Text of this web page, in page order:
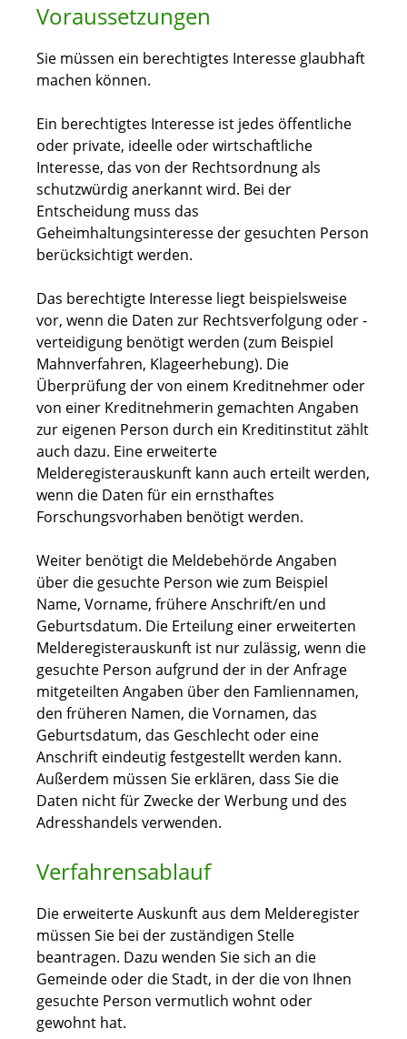
Voraussetzungen
Sie müssen ein berechtigtes Interesse glaubhaft
machen können.
Ein berechtigtes Interesse ist jedes öffentliche
oder private, ideelle oder wirtschaftliche
Interesse, das von der Rechtsordnung als
schutzwürdig anerkannt wird. Bei der
Entscheidung muss das
Geheimhaltungsinteresse der gesuchten Person
berücksichtigt werden.
Das berechtigte Interesse liegt beispielsweise
vor, wenn die Daten zur Rechtsverfolgung oder -
verteidigung benötigt werden (zum Beispiel
Mahnverfahren, Klageerhebung). Die
Überprüfung der von einem Kreditnehmer oder
von einer Kreditnehmerin gemachten Angaben
zur eigenen Person durch ein Kreditinstitut zählt
auch dazu. Eine erweiterte
Melderegisterauskunft kann auch erteilt werden,
wenn die Daten für ein ernsthaftes
Forschungsvorhaben benötigt werden.
Weiter benötigt die Meldebehörde Angaben
über die gesuchte Person wie zum Beispiel
Name, Vorname, frühere Anschrift/en und
Geburtsdatum. Die Erteilung einer erweiterten
Melderegisterauskunft ist nur zulässig, wenn die
gesuchte Person aufgrund der in der Anfrage
mitgeteilten Angaben über den Famliennamen,
den früheren Namen, die Vornamen, das
Geburtsdatum, das Geschlecht oder eine
Anschrift eindeutig festgestellt werden kann.
Außerdem müssen Sie erklären, dass Sie die
Daten nicht für Zwecke der Werbung und des
Adresshandels verwenden.
Verfahrensablauf
Die erweiterte Auskunft aus dem Melderegister
müssen Sie bei der zuständigen Stelle
beantragen. Dazu wenden Sie sich an die
Gemeinde oder die Stadt, in der die von Ihnen
gesuchte Person vermutlich wohnt oder
gewohnt hat.